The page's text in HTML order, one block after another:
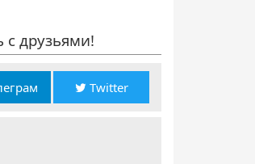
с друзьями!
Twitter